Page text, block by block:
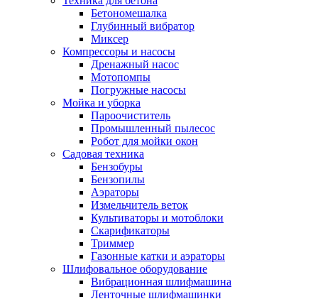
Бетономешалка
Глубинный вибратор
Миксер
Компрессоры и насосы
Дренажный насос
Мотопомпы
Погружные насосы
Мойка и уборка
Пароочиститель
Промышленный пылесос
Робот для мойки окон
Садовая техника
Бензобуры
Бензопилы
Аэраторы
Измельчитель веток
Культиваторы и мотоблоки
Скарификаторы
Триммер
Газонные катки и аэраторы
Шлифовальное оборудование
Вибрационная шлифмашина
Ленточные шлифмашинки